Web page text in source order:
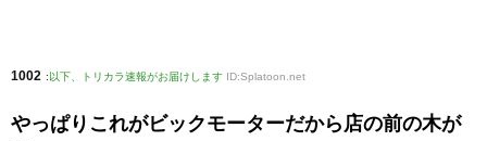
1002 :以下、トリカラ速報がお届けします ID:Splatoon.net
やっぱりこれがビックモーターだから店の前の木が